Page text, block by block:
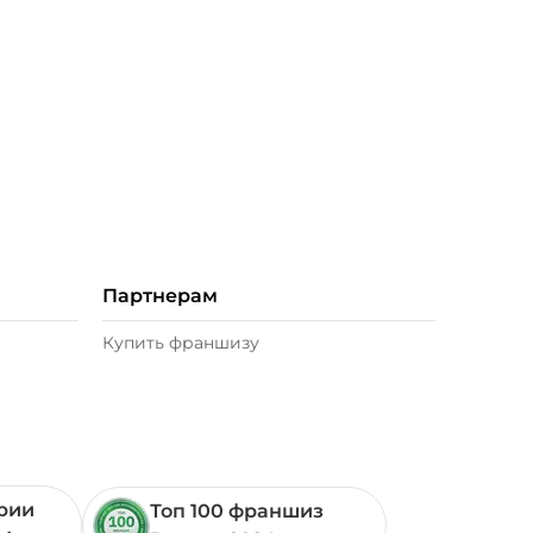
Партнерам
Купить франшизу
Топ 100 франшиз